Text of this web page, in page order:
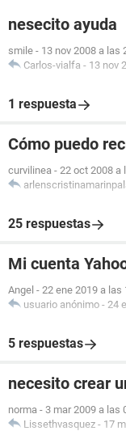
nesecito ayuda
smile - 13 nov 2008 a las
Carlos-vialfa - 13 nov
1 respuesta
Cómo puedo
curvilinea - 22 oct 2008 a
25 respuestas
Mi cuenta
Angel - 22 ene 2019 a las
usuario anónimo - 24
5 respuestas
necesito crear
norma - 3 mar 2009 a las
Lissethvasquez - 17